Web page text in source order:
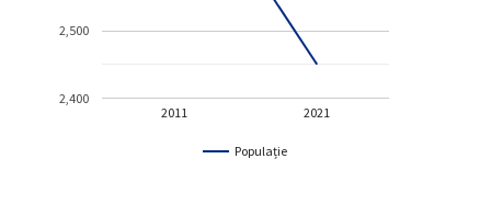
Populație
2011 2021
2,400
2,500